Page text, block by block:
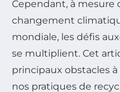
Cependant, à mesure
changement
mondiale, les défis
se multiplient. Cet
principaux obstacles
nos pratiques de